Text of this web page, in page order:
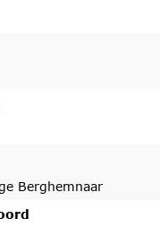
Berghemnaar